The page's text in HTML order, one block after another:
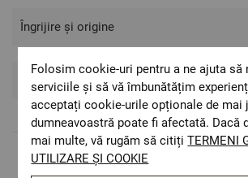
Îngrijire și origine
Recenzii si Comentarii
Livrare rapida
Folosim cookie-uri pentru a ne ajuta să
serviciile și să vă îmbunătățim
acceptați cookie-urile opționale de mai
dumneavoastră poate fi afectată. Dacă
mai multe, vă rugăm să citițiTERMENI
UTILIZARE ȘI COOKIE